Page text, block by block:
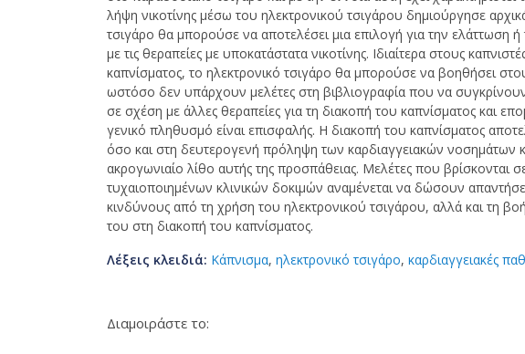
λήψη νικοτίνης μέσω του ηλεκτρονικού τσιγάρου δημιούργησε
τσιγάρο θα μπορούσε να αποτελέσει μια επιλογή για την ελάττωση ή
με τις θεραπείες με υποκατάστατα νικοτίνης. Ιδιαίτερα στους
καπνίσματος, το ηλεκτρονικό τσιγάρο θα μπορούσε να βοηθήσει
ωστόσο δεν υπάρχουν μελέτες στη βιβλιογραφία που να
σε σχέση με άλλες θεραπείες για τη διακοπή του καπνίσματος και
γενικό πληθυσμό είναι επισφαλής. Η διακοπή του καπνίσματος
όσο και στη δευτερογενή πρόληψη των καρδιαγγειακών νοσημάτων
ακρογωνιαίο λίθο αυτής της προσπάθειας. Μελέτες που βρίσκονται
τυχαιοποιημένων κλινικών δοκιμών αναμένεται να δώσουν
κινδύνους από τη χρήση του ηλεκτρονικού τσιγάρου, αλλά και τη
του στη διακοπή του καπνίσματος.
Λέξεις κλειδιά: Κάπνισμα, ηλεκτρονικό τσιγάρο, καρδιαγγειακές
Διαμοιράστε το: